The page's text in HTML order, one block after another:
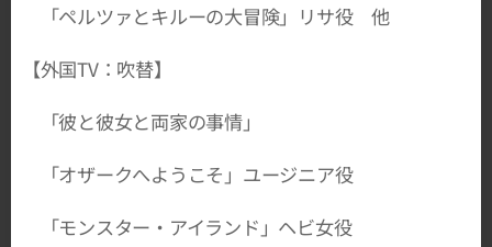
「ペルツァとキルーの大冒険」リサ役 他
【外国TV：吹替】
「彼と彼女と両家の事情」
「オザークへようこそ」ユージニア役
「モンスター・アイランド」ヘビ女役